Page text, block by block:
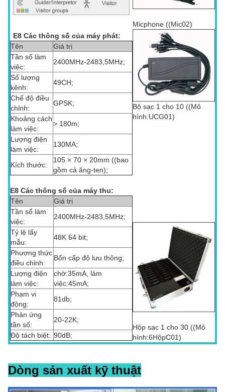
Micphone ((Mic02)
E8 Các thông số của máy phát:
Tên
Giá trị
Tần số làm
việc:
2400MHz-2483,5MHz;
Số lượng
kênh:
49CH;
Chế độ điều
chỉnh:
GPSK;
Khoảng cách
làm việc:
> 180m;
Lượng điện
làm việc:
130MA;
Kích thước:
105 × 70 × 20mm ((bao
gồm cả ăng-ten);
E8 Các thông số của máy thu:
Tên
Giá trị
Tần số làm
việc:
2400MHz-2483,5MHz;
Tỷ lệ lấy
mẫu:
48K 64 bit;
Phương thức
điều chỉnh:
Bốn cấp độ lưu thông;
Lượng điện
làm việc:
chờ:35mA, làm
việc:45mA;
Phạm vi
động:
81db;
Phản ứng
tần số:
20-22K;
Độ tách biệt: 90dB;
Bộ sạc 1 cho 10 ((Mô
hình:UCG01)
Hộp sạc 1 cho 30 ((Mô
hình:6HộpC01)
Dòng sản xuất kỹ thuật